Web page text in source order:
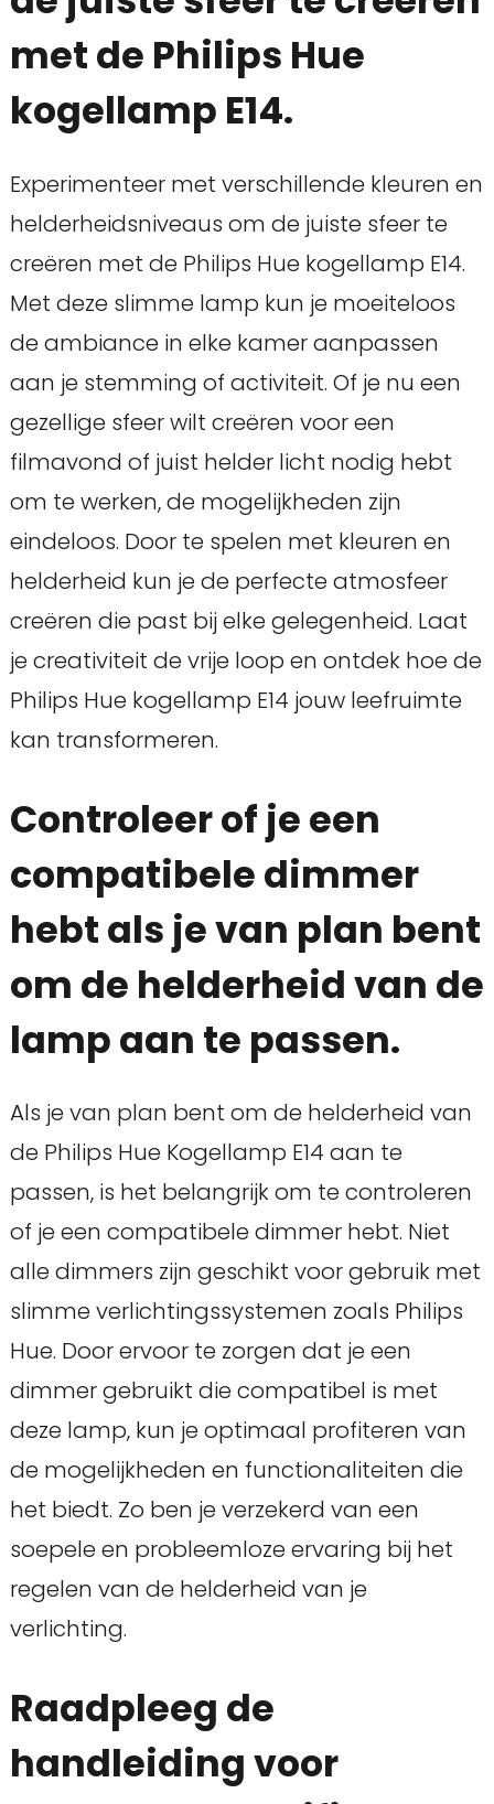
met de Philips Hue
kogellamp E14.
Experimenteer met verschillende kleuren en
helderheidsniveaus om de juiste sfeer te
creëren met de Philips Hue kogellamp E14.
Met deze slimme lamp kun je moeiteloos
de ambiance in elke kamer aanpassen
aan je stemming of activiteit. Of je nu een
gezellige sfeer wilt creëren voor een
filmavond of juist helder licht nodig hebt
om te werken, de mogelijkheden zijn
eindeloos. Door te spelen met kleuren en
helderheid kun je de perfecte atmosfeer
creëren die past bij elke gelegenheid. Laat
je creativiteit de vrije loop en ontdek hoe de
Philips Hue kogellamp E14 jouw leefruimte
kan transformeren.
Controleer of je een
compatibele dimmer
hebt als je van plan bent
om de helderheid van de
lamp aan te passen.
Als je van plan bent om de helderheid van
de Philips Hue Kogellamp E14 aan te
passen, is het belangrijk om te controleren
of je een compatibele dimmer hebt. Niet
alle dimmers zijn geschikt voor gebruik met
slimme verlichtingssystemen zoals Philips
Hue. Door ervoor te zorgen dat je een
dimmer gebruikt die compatibel is met
deze lamp, kun je optimaal profiteren van
de mogelijkheden en functionaliteiten die
het biedt. Zo ben je verzekerd van een
soepele en probleemloze ervaring bij het
regelen van de helderheid van je
verlichting.
Raadpleeg de
handleiding voor